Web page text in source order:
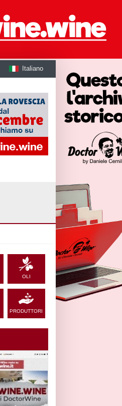
Italiano
OLI
PRODUTTORI